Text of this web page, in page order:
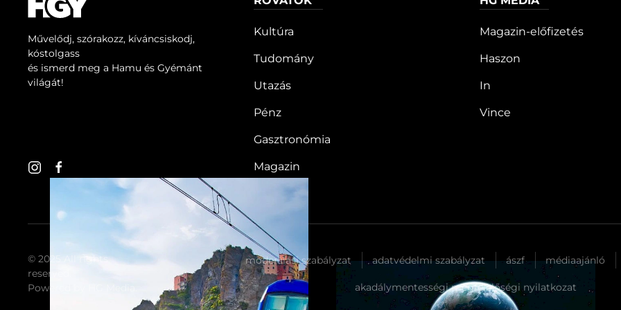
akár egy egész család is utazhat.
Művelődj, szórakozz, kíváncsiskodj,
kóstolgass
és ismerd meg a Hamu és Gyémánt
világát!
Kultúra
Tudomány
Utazás
Pénz
Gasztronómia
Magazin
Magazin-előfizetés
Haszon
In
Vince
© 2025 All rights
reserved.
Powered by
moderálási szabályzat adatvédelmi szabályzat ászf médiaajánló
akadálymentességi megfelelőségi nyilatkozat